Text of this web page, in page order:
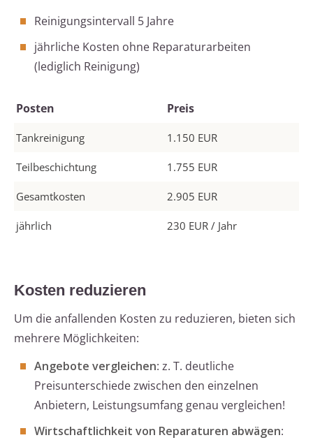
Reinigungsintervall 5 Jahre
jährliche Kosten ohne Reparaturarbeiten
(lediglich Reinigung)
Posten Preis
Tankreinigung 1.150 EUR
Teilbeschichtung 1.755 EUR
Gesamtkosten 2.905 EUR
jährlich 230 EUR / Jahr
Kosten reduzieren
Um die anfallenden Kosten zu reduzieren, bieten sich
mehrere Möglichkeiten:
Angebote vergleichen: z. T. deutliche
Preisunterschiede zwischen den einzelnen
Anbietern, Leistungsumfang genau vergleichen!
Wirtschaftlichkeit von Reparaturen abwägen: